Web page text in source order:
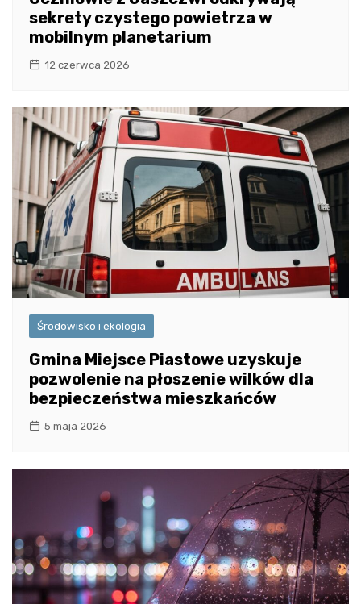
sekrety czystego powietrza w
mobilnym planetarium
12 czerwca 2026
Środowisko i ekologia
Gmina Miejsce Piastowe uzyskuje
pozwolenie na płoszenie wilków dla
bezpieczeństwa mieszkańców
5 maja 2026